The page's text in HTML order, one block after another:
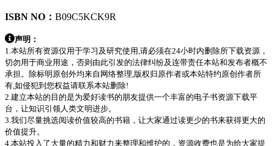
ISBN NO： B09C5KCK9R
声明：
1.本站所有资源仅用于学习及研究使用,请必须在24小时内删除所下载资源，
切勿用于商业用途，否则由此引发的法律纠纷及连带责任本站和发布者概不
承担。除标明原创外均来自网络整理,版权归原作者或本站特约原创作者所
有,如侵犯到您权益请联系本站删除!
2.建立本站的目的是为爱好读书的朋友提供一个丰富的电子书资源下载平
台，让知识引领人类文明进步。
3.我们尽量挑选阅读价值较高的书籍，让大家通过读更少的书来获得更大的
价值提升。
4.本站投入了大量的精力和财力来整理和维护的，资源收费也是为给大家提